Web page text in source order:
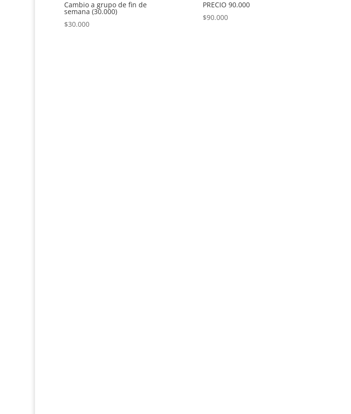
Cambio a grupo de fin de
semana (30.000)
$30.000
PRECIO 90.000
$90.000